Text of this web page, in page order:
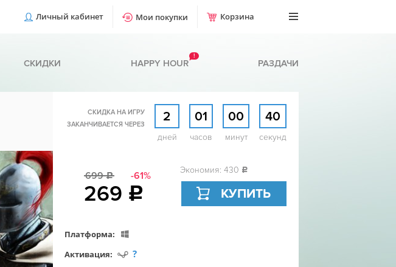
Личный кабинет Мои покупки Корзина
СКИДКИ HAPPY HOUR
!
РАЗДАЧИ
СКИДКА НА ИГРУ
ЗАКАНЧИВАЕТСЯ ЧЕРЕЗ
2
дней
01
часов
00
минут
39
секунд
699c -61%
269 c
Экономия: 430 c
КУПИТЬ
Платформа:
Активация:
?